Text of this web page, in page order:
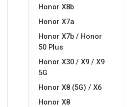
Honor X8b
Honor X7a
Honor X7b / Honor
50 Plus
Honor X30 / X9 / X9
5G
Honor X8 (5G) / X6
Honor X8
Zodiac
Doodles